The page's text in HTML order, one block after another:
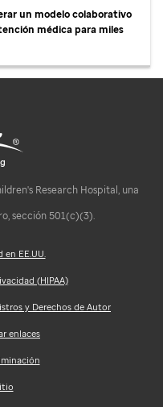
un modelo colaborativo
médica para miles
Research Hospital, una
sección 501(c)(3).
en EE.UU.
(HIPAA)
y Derechos de Autor
enlaces